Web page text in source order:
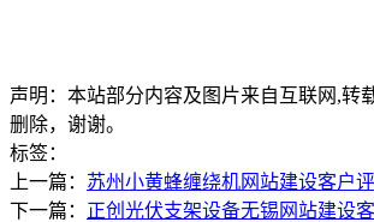
声明：本站部分内容及图片来自互联网,转
删除，谢谢。
标签：
上一篇： 苏州小黄蜂缠绕机网站建设客户
下一篇： 正创光伏支架设备无锡网站建设